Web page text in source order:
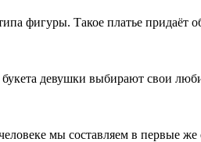
фигуры. Такое платье придаёт
девушки выбирают свои
составляем в первые же